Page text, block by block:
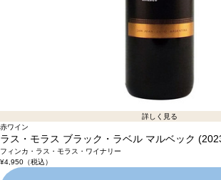
詳しく見る
赤ワイン
ラス・モラス ブラック・ラベル マルベック
フィンカ・ラス・モラス・ワイナリー
¥4,950（税込）